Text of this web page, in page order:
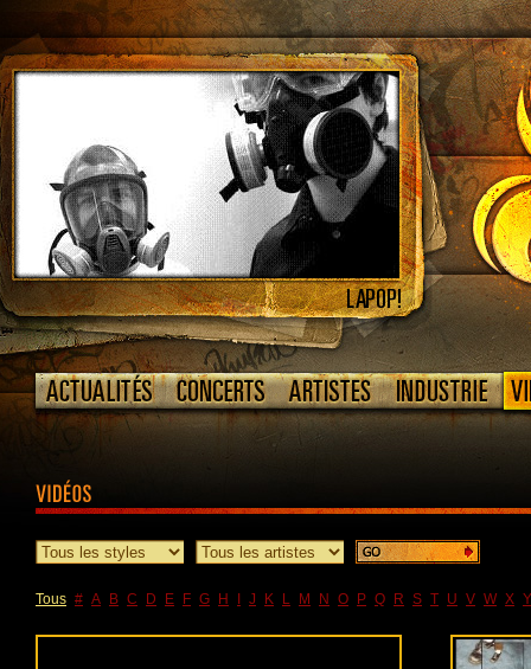
Tous # A B C D E F G H J K L M N O P Q R S T U V W X Y